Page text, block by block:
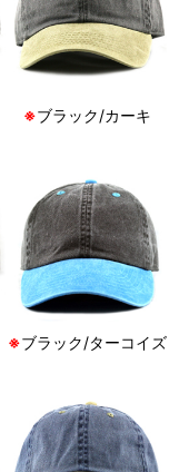
※ブラック/カーキ
※ブラック/ターコイズ